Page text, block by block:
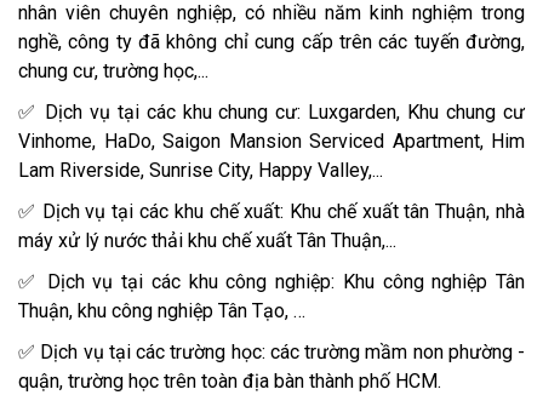
nhân viên chuyên nghiệp, có nhiều năm kinh nghiệm trong
nghề, công ty đã không chỉ cung cấp trên các tuyến đường,
chung cư, trường học,...
✅ Dịch vụ tại các khu chung cư: Luxgarden, Khu chung cư
Vinhome, HaDo, Saigon Mansion Serviced Apartment, Him
Lam Riverside, Sunrise City, Happy Valley,...
✅ Dịch vụ tại các khu chế xuất: Khu chế xuất tân Thuận, nhà
máy xử lý nước thải khu chế xuất Tân Thuận,...
✅ Dịch vụ tại các khu công nghiệp: Khu công nghiệp Tân
Thuận, khu công nghiệp Tân Tạo, …
✅ Dịch vụ tại các trường học: các trường mầm non phường -
quận, trường học trên toàn địa bàn thành phố HCM.